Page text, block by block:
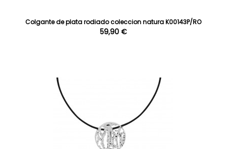
Colgante de plata rodiado coleccion natura K00143P/RO
59,90 €